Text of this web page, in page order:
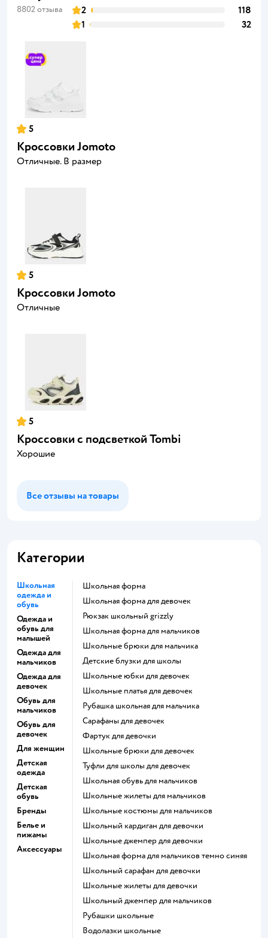
8802 отзыва
2
118
1
32
5
Кроссовки Jomoto
Отличные. В размер
5
Кроссовки Jomoto
Отличные
5
Кроссовки с подсветкой Tombi
Хорошие
Все отзывы на товары
Категории
Школьная
одежда и
обувь
Одежда и
обувь для
малышей
Одежда для
мальчиков
Одежда для
девочек
Обувь для
мальчиков
Обувь для
девочек
Для женщин
Детская
одежда
Детская
обувь
Бренды
Белье и
пижамы
Аксессуары
Школьная форма
Школьная форма для девочек
Рюкзак школьный grizzly
Школьная форма для мальчиков
Школьные брюки для мальчика
Детские блузки для школы
Школьные юбки для девочек
Школьные платья для девочек
Рубашка школьная для мальчика
Сарафаны для девочек
Фартук для девочки
Школьные брюки для девочек
Туфли для школы для девочек
Школьная обувь для мальчиков
Школьные жилеты для мальчиков
Школьные костюмы для мальчиков
Школьный кардиган для девочки
Школьные джемпер для девочки
Школьная форма для мальчиков темно синяя
Школьный сарафан для девочки
Школьные жилеты для девочки
Школьный джемпер для мальчиков
Рубашки школьные
Водолазки школьные